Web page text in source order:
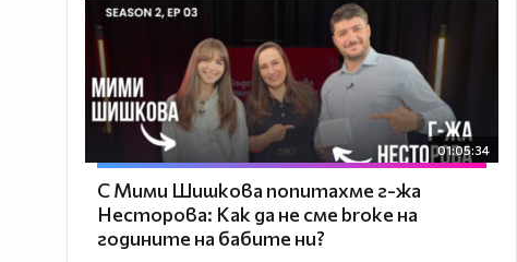
01:05:34
С Мими Шишкова попитахме г-жа
Несторова: Как да не сме broke на
годините на бабите ни?